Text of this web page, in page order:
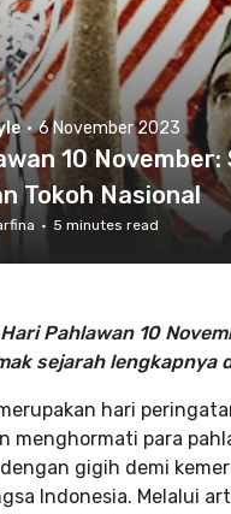
· 6 November 2023
10 November:
Tokoh Nasional
· 5 minutes read
Pahlawan 10
sejarah lengkapnya
hari
menghormati para
gigih demi
Indonesia. Melalui